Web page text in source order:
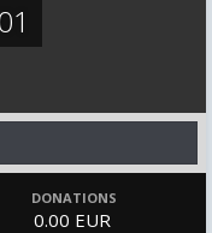
DONATIONS
0.00 EUR